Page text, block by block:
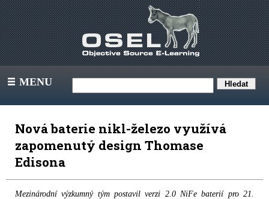
III MENU
Nová baterie nikl-železo využívá
zapomenutý design Thomase
Edisona
Mezinárodní výzkumný tým postavil verzi 2.0 NiFe baterií pro 21.